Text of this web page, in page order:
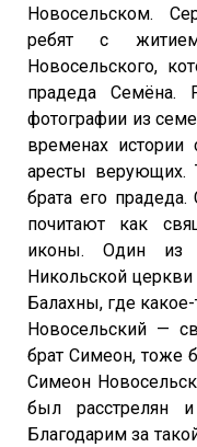
Новосельском.
ребят с житием
Новосельского,
прадеда Семёна.
фотографии из
временах
аресты верующих.
брата его
почитают как
иконы. Один из
Никольской
Балахны, где
Новосельский —
брат Симеон, тоже
Симеон
был расстрелян
Благодарим за